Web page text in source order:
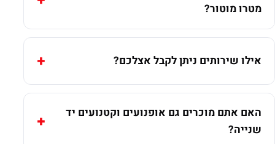
מטרו מוטור?
אילו שירותים ניתן לקבל אצלכם?
האם אתם מוכרים גם אופנועים וקטנועים יד
שנייה?